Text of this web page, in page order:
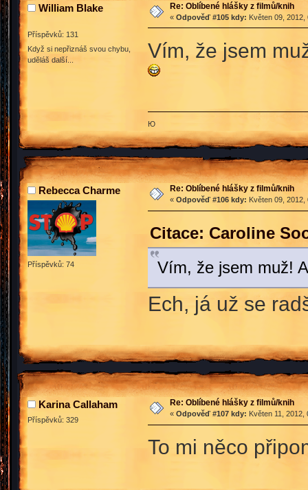
William Blake
Příspěvků: 131
Když si nepřiznáš svou chybu,
uděláš další...
Re: Oblíbené hlášky z filmů/knih
« Odpověď #105 kdy: Květen 09, 2012,
Vím, že jsem
Ю
Rebecca Charme
Příspěvků: 74
Re: Oblíbené hlášky z filmů/knih
« Odpověď #106 kdy: Květen 09,
Citace: Caroline
Vím, že jsem muž!
Ech, já už se
Karina Callaham
Příspěvků: 329
Re: Oblíbené hlášky z filmů/knih
« Odpověď #107 kdy: Květen 11, 2012,
To mi něco